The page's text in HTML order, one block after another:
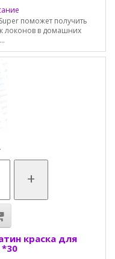
поможет получить
локонов в домашних
+
краска для